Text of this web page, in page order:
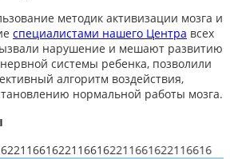
методик активизации мозга и
специалистами нашего Центра всех
нарушение и мешают развитию
системы ребенка, позволили
алгоритм воздействия,
нормальной работы мозга.